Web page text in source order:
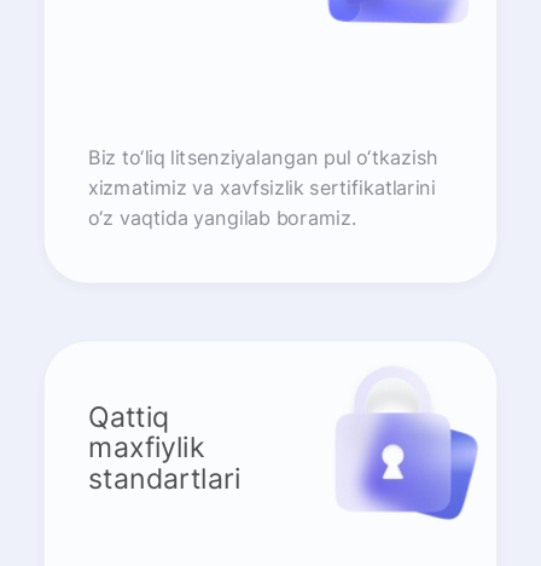
Biz to‘liq litsenziyalangan pul o‘tkazish
xizmatimiz va xavfsizlik sertifikatlarini
o‘z vaqtida yangilab boramiz.
Qattiq
maxfiylik
standartlari